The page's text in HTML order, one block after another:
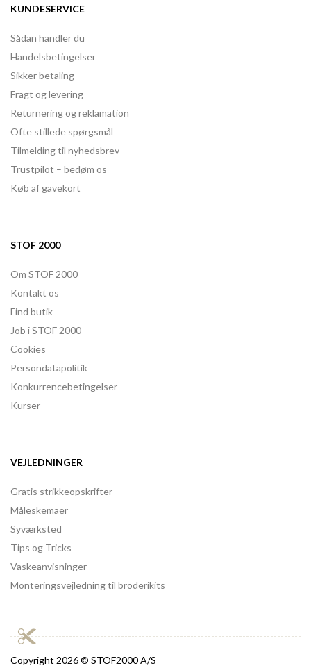
KUNDESERVICE
Sådan handler du
Handelsbetingelser
Sikker betaling
Fragt og levering
Returnering og reklamation
Ofte stillede spørgsmål
Tilmelding til nyhedsbrev
Trustpilot – bedøm os
Køb af gavekort
STOF 2000
Om STOF 2000
Kontakt os
Find butik
Job i STOF 2000
Cookies
Persondatapolitik
Konkurrencebetingelser
Kurser
VEJLEDNINGER
Gratis strikkeopskrifter
Måleskemaer
Syværksted
Tips og Tricks
Vaskeanvisninger
Monteringsvejledning til broderikits
Copyright 2026 © STOF2000 A/S